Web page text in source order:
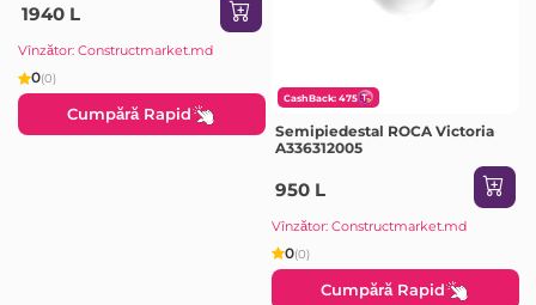
1940 L
Vînzător: Constructmarket.md
0(0)
Cumpără Rapid
CashBack: 475
Semipiedestal ROCA Victoria
A336312005
950 L
Vînzător: Constructmarket.md
0(0)
Cumpără Rapid